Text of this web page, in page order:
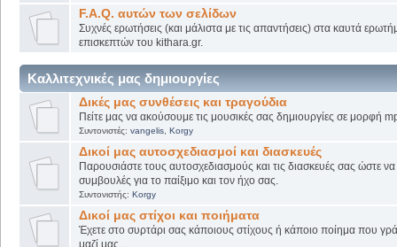
F.A.Q. αυτών των σελίδων
Συχνές ερωτήσεις (και μάλιστα με τις απαντήσεις) στα καυτά
επισκεπτών του kithara.gr.
Καλλιτεχνικές μας δημιουργίες
Δικές μας συνθέσεις και τραγούδια
Πείτε μας να ακούσουμε τις μουσικές σας δημιουργίες σε μορφή
Συντονιστές: vangelis, Korgy
Δικοί μας αυτοσχεδιασμοί και διασκευές
Παρουσιάστε τους αυτοσχεδιασμούς και τις διασκευές σας ώστε να
συμβουλές για το παίξιμο και τον ήχο σας.
Συντονιστής: Korgy
Δικοί μας στίχοι και ποιήματα
Έχετε στο συρτάρι σας κάποιους στίχους ή κάποιο ποίημα που
μαζί μας....